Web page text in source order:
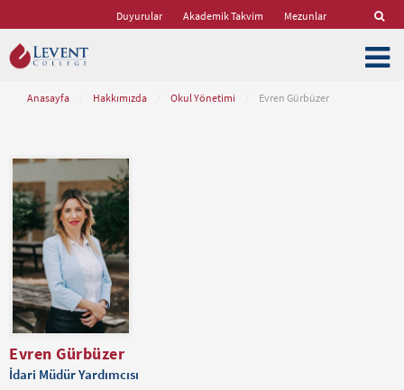
Duyurular Akademik Takvim Mezunlar
Anasayfa Hakkımızda Okul Yönetimi Evren Gürbüzer
Evren Gürbüzer
İdari Müdür Yardımcısı